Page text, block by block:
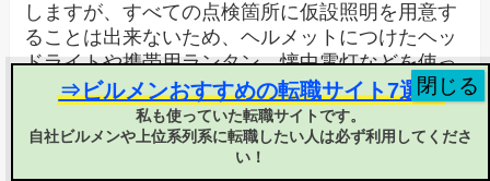
しますが、すべての点検箇所に仮設照明を用意す
ることは出来ないため、ヘルメットにつけたヘッ
ドライトや携帯用ランタン、懐中電灯などを使っ
て作業しなければいけない箇所もあります。
暗い場所での作業はミスも起こりやすく、関係無
い箇所にメガーをかけてしまったり、メガーの測
⇒ビルメンおすすめの転職サイト7選！
私も使っていた転職サイトです。
自社ビルメンや上位系列系に転職したい人は必ず利用してくださ
い！